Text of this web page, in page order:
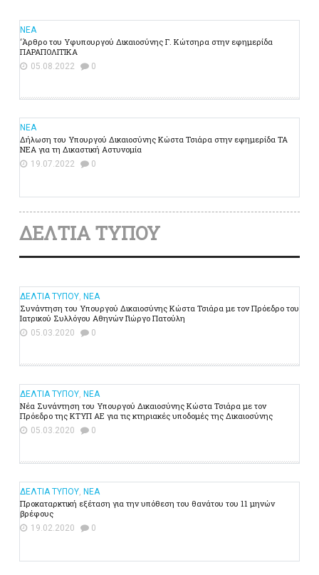
ΝΕΑ
‘Άρθρο του Υφυπουργού Δικαιοσύνης Γ. Κώτσηρα στην εφημερίδα
ΠΑΡΑΠΟΛΙΤΙΚΑ
05.08.2022 0
ΝΕΑ
Δήλωση του Υπουργού Δικαιοσύνης Κώστα Τσιάρα στην εφημερίδα ΤΑ
ΝΕΑ για τη Δικαστική Αστυνομία
19.07.2022 0
ΔΕΛΤΙΑ ΤΥΠΟΥ
ΔΕΛΤΙΑ ΤΥΠΟΥ, ΝΕΑ
Συνάντηση του Υπουργού Δικαιοσύνης Κώστα Τσιάρα με τον Πρόεδρο του
Ιατρικού Συλλόγου Αθηνών Γιώργο Πατούλη
05.03.2020 0
ΔΕΛΤΙΑ ΤΥΠΟΥ, ΝΕΑ
Νέα Συνάντηση του Υπουργού Δικαιοσύνης Κώστα Τσιάρα με τον
Πρόεδρο της ΚΤΥΠ ΑΕ για τις κτηριακές υποδομές της Δικαιοσύνης
05.03.2020 0
ΔΕΛΤΙΑ ΤΥΠΟΥ, ΝΕΑ
Προκαταρκτική εξέταση για την υπόθεση του θανάτου του 11 μηνών
βρέφους
19.02.2020 0